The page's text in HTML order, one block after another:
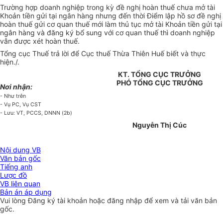
Trường hợp doanh nghiệp trong kỳ đề nghị hoàn thuế chưa mở tài
Khoản tiền gửi tại ngân hàng nhưng đến thời Điểm lập hồ sơ đề nghị
hoàn thuế gửi cơ quan thuế mới làm thủ tục mở tài Khoản tiền gửi tại
ngân hàng và đăng ký bổ sung với cơ quan thuế thì doanh nghiệp
vẫn được xét hoàn thuế.
Tổng cục Thuế trả lời để Cục thuế Thừa Thiên Huế biết và thực
hiện./.
Nơi nhận:
- Như trên
- Vụ PC, Vụ CST
- Lưu: VT, PCCS, DNNN (2b)
KT. TỔNG CỤC TRƯỞNG
PHÓ TỔNG CỤC TRƯỞNG
Nguyễn Thị Cúc
Nội dung VB
Văn bản gốc
Tiếng anh
Lược đồ
VB liên quan
Bản án áp dụng
Vui lòngĐăng ký tài khoản hoặc đăng nhập để xem và tải văn bản
gốc.